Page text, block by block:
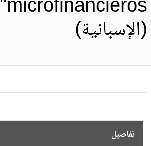
microfinancieros"
تفاصيل